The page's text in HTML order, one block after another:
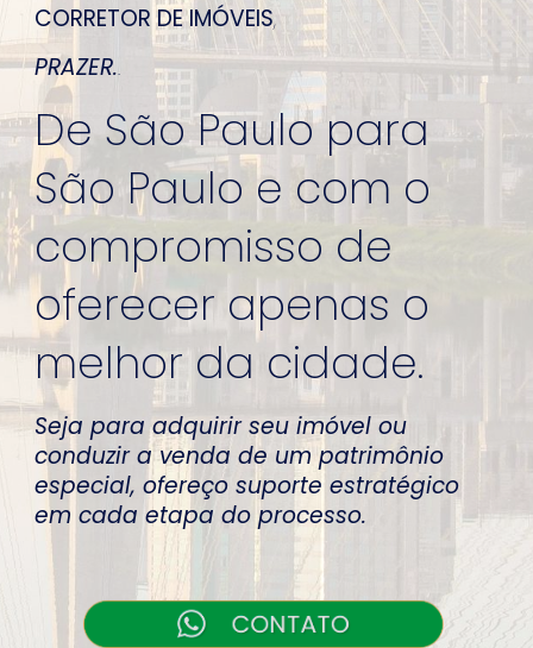
CORRETOR DE IMÓVEIS,
PRAZER..
De São Paulo para
São Paulo e com o
compromisso de
oferecer apenas o
melhor da cidade.
Seja para adquirir seu imóvel ou
conduzir a venda de um patrimônio
especial, ofereço suporte estratégico
em cada etapa do processo.